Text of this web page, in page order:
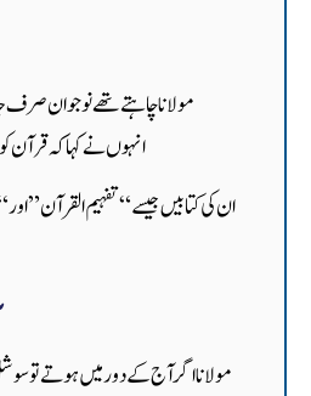
مولانا چاہتے تھے نوجوان
انہوں نے کہا کہ قرآن
ان کی کتابیں جیسے “تفہیم القرآن”
مولانا اگر آج کے دور میں ہوتے تو